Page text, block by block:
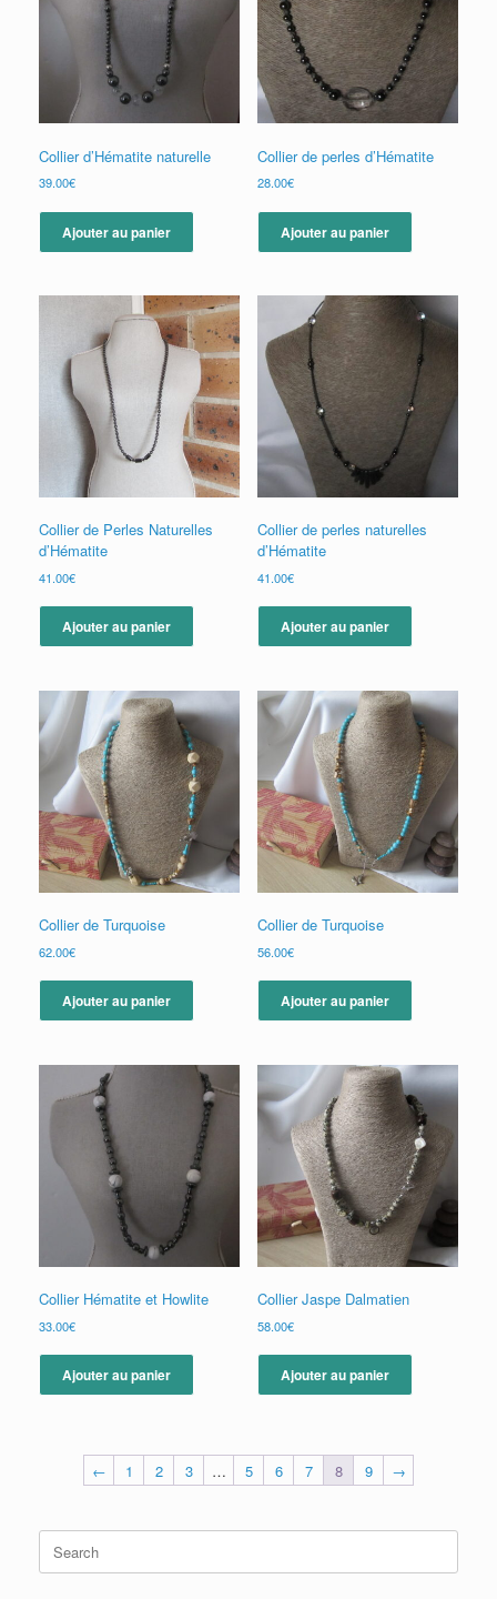
Collier d’Hématite naturelle
39.00€
Ajouter au panier
Collier de perles d’Hématite
28.00€
Ajouter au panier
Collier de Perles Naturelles
d’Hématite
41.00€
Ajouter au panier
Collier de perles naturelles
d’Hématite
41.00€
Ajouter au panier
Collier de Turquoise
62.00€
Ajouter au panier
Collier de Turquoise
56.00€
Ajouter au panier
Collier Hématite et Howlite
33.00€
Ajouter au panier
Collier Jaspe Dalmatien
58.00€
Ajouter au panier
← 1 2 3 … 5 6 7 8 9 →
Search
for: